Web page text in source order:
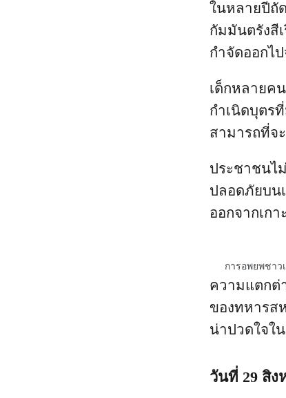
ในหลายปีถั
กัมมันตรังสี
กำจัดออกไ
เด็กหลายค
กำเนิดบุตร
สามารถที่จ
ประชาชนไ
ปลอดภัยบน
ออกจากเก
การอพยพชาว
ความแตกต่
ของทหารส
น่าปวดใจใ
วันที่ 29 สิ